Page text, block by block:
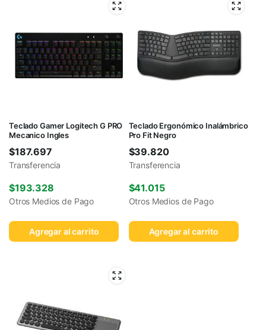
Teclado Gamer Logitech G PRO
Mecanico Ingles
$187.697
Transferencia
$193.328
Otros Medios de Pago
Agregar al carrito
Teclado Ergonómico Inalámbrico
Pro Fit Negro
$39.820
Transferencia
$41.015
Otros Medios de Pago
Agregar al carrito